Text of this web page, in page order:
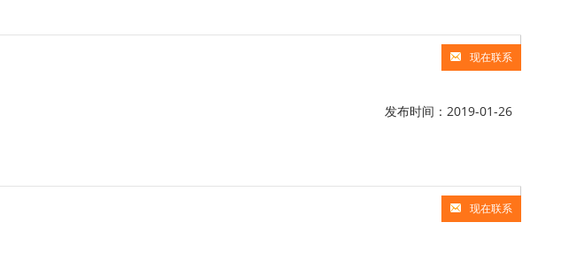
现在联系
发布时间：2019-01-26
现在联系